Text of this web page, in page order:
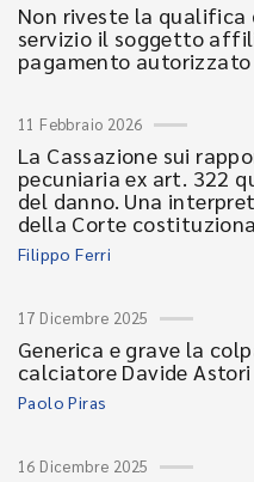
Non riveste la
servizio il soggetto
pagamento
11 Febbraio 2026
La Cassazione sui
pecuniaria ex art. 322
del danno. Una
della Corte
Filippo Ferri
17 Dicembre 2025
Generica e grave la
calciatore Davide Astori
Paolo Piras
16 Dicembre 2025